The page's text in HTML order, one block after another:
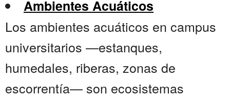
Ambientes Acuáticos
Los ambientes acuáticos en campus
universitarios —estanques,
humedales, riberas, zonas de
escorrentía— son ecosistemas